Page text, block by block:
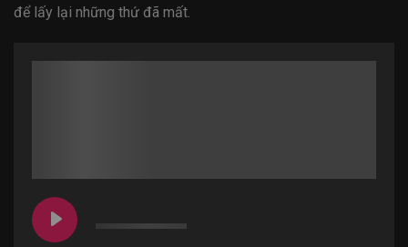
để lấy lại những thứ đã mất.